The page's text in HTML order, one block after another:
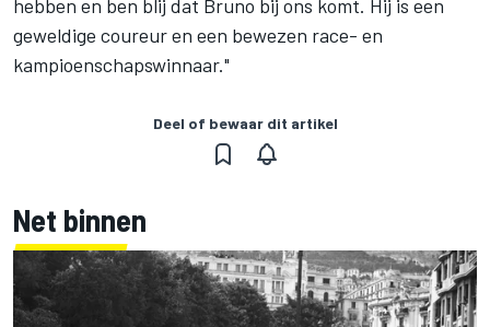
hebben en ben blij dat Bruno bij ons komt. Hij is een
geweldige coureur en een bewezen race- en
kampioenschapswinnaar."
Deel of bewaar dit artikel
Net binnen